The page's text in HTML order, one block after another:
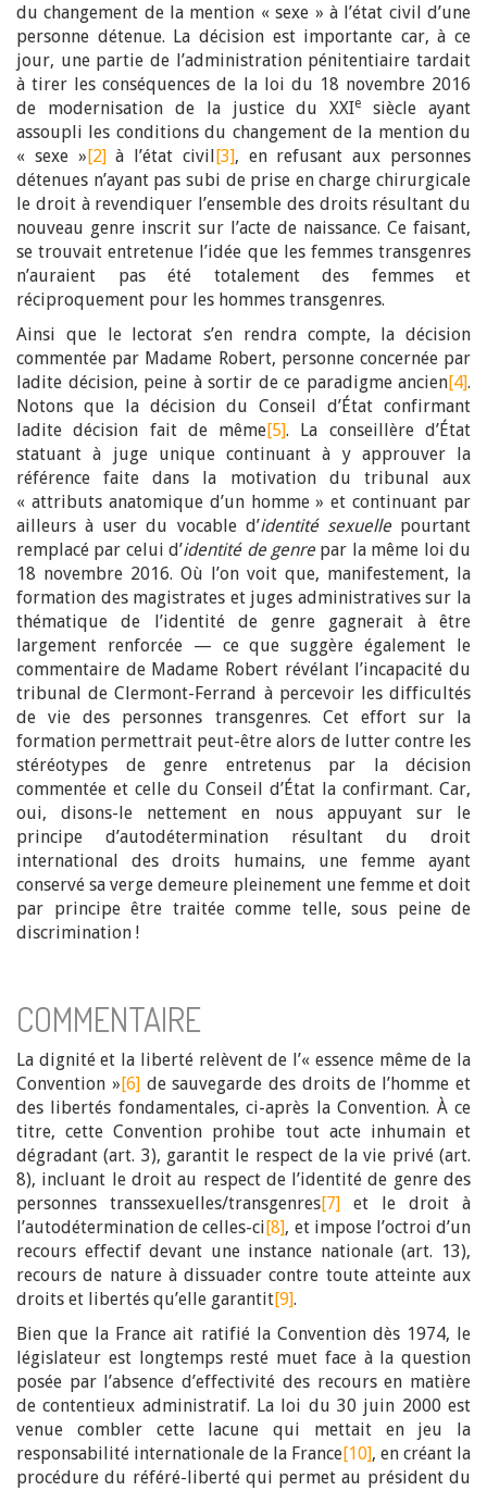
du changement de la mention « sexe » à l’état civil d’une
personne détenue. La décision est importante car, à ce
jour, une partie de l’administration pénitentiaire tardait
à tirer les conséquences de la loi du 18 novembre 2016
de modernisation de la justice du XXIe
siècle ayant
assoupli les conditions du changement de la mention du
« sexe »[2]à l’état civil[3], en refusant aux personnes
détenues n’ayant pas subi de prise en charge chirurgicale
le droit à revendiquer l’ensemble des droits résultant du
nouveau genre inscrit sur l’acte de naissance. Ce faisant,
se trouvait entretenue l’idée que les femmes transgenres
n’auraient pas été totalement des femmes et
réciproquement pour les hommes transgenres.
Ainsi que le lectorat s’en rendra compte, la décision
commentée par Madame Robert, personne concernée par
ladite décision, peine à sortir de ce paradigme ancien[4].
Notons que la décision du Conseil d’État confirmant
ladite décision fait de même[5]. La conseillère d’État
statuant à juge unique continuant à y approuver la
référence faite dans la motivation du tribunal aux
« attributs anatomique d’un homme » et continuant par
ailleurs à user du vocable d’identité sexuellepourtant
remplacé par celui d’identité de genrepar la même loi du
18 novembre 2016. Où l’on voit que, manifestement, la
formation des magistrates et juges administratives sur la
thématique de l’identité de genre gagnerait à être
largement renforcée — ce que suggère également le
commentaire de Madame Robert révélant l’incapacité du
tribunal de Clermont-Ferrand à percevoir les difficultés
de vie des personnes transgenres. Cet effort sur la
formation permettrait peut-être alors de lutter contre les
stéréotypes de genre entretenus par la décision
commentée et celle du Conseil d’État la confirmant. Car,
oui, disons-le nettement en nous appuyant sur le
principe d’autodétermination résultant du droit
international des droits humains, une femme ayant
conservé sa verge demeure pleinement une femme et doit
par principe être traitée comme telle, sous peine de
discrimination !
COMMENTAIRE
La dignité et la liberté relèvent de l’« essence même de la
Convention »[6]de sauvegarde des droits de l’homme et
des libertés fondamentales, ci-après la Convention. À ce
titre, cette Convention prohibe tout acte inhumain et
dégradant (art. 3), garantit le respect de la vie privé (art.
8), incluant le droit au respect de l’identité de genre des
personnes transsexuelles/transgenres[7] et le droit à
l’autodétermination de celles-ci[8], et impose l’octroi d’un
recours effectif devant une instance nationale (art. 13),
recours de nature à dissuader contre toute atteinte aux
droits et libertés qu’elle garantit[9].
Bien que la France ait ratifié la Convention dès 1974, le
législateur est longtemps resté muet face à la question
posée par l’absence d’effectivité des recours en matière
de contentieux administratif. La loi du 30 juin 2000 est
venue combler cette lacune qui mettait en jeu la
responsabilité internationale de la France[10], en créant la
procédure du référé-liberté qui permet au président du